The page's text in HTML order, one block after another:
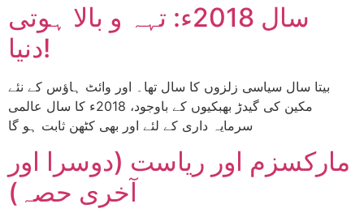
سال 2018ء: تہہ و بالا ہوتی
دنیا!
بیتا سال سیاسی زلزوں کا سال تھا۔ اور وائٹ ہاؤس کے نئے
مکین کی گیدڑ بھبکیوں کے باوجود، 2018ء کا سال عالمی
سرمایہ داری کے لئے اور بھی کٹھن ثابت ہو گا
مارکسزم اور ریاست (دوسرا اور
آخری حصہ)